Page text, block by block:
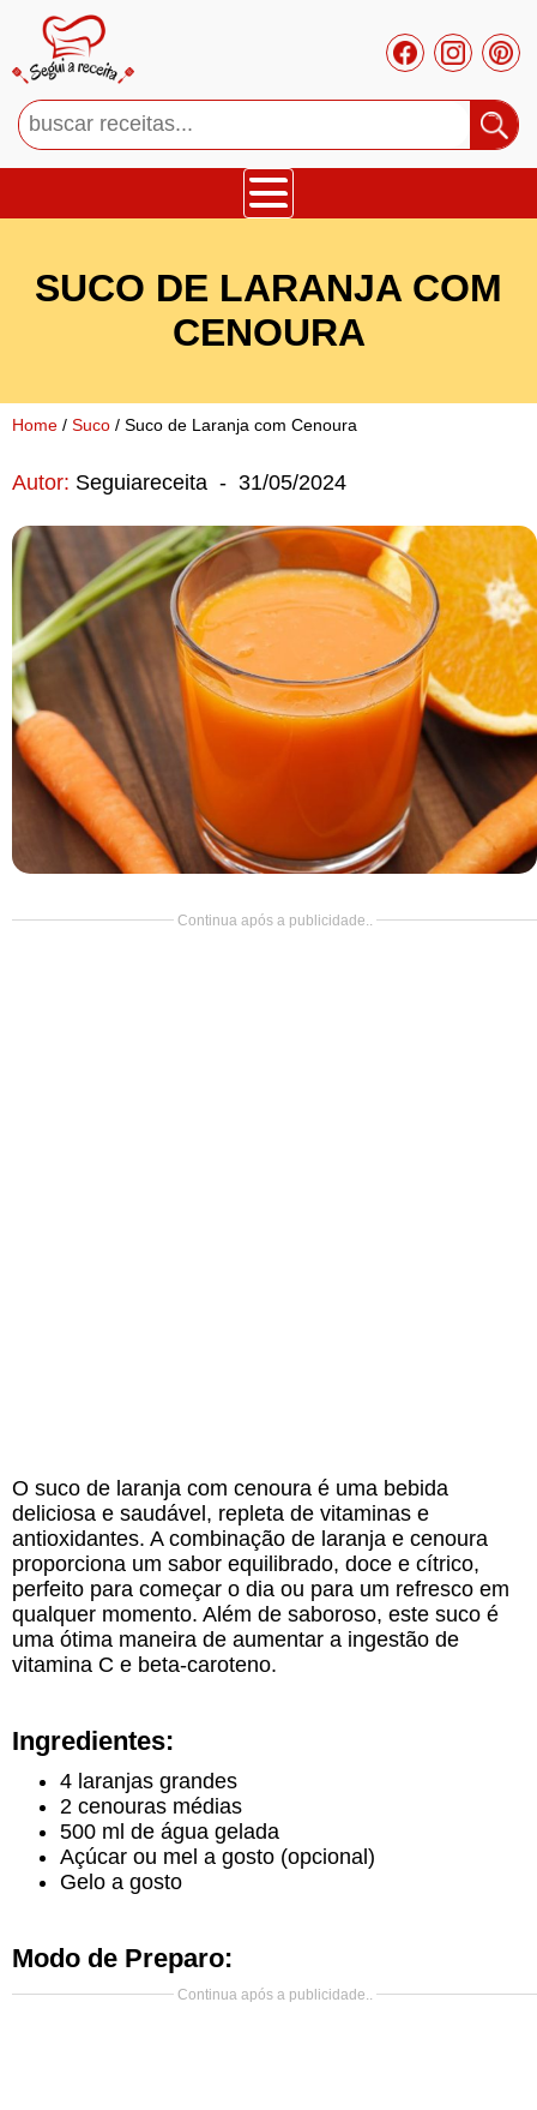
Cupcakes
Salgado
Doce
Pão
Salada
Almoço
Cocada
SUCO DE LARANJA COM
CENOURA
Home / Suco / Suco de Laranja com Cenoura
Autor: Seguiareceita - 31/05/2024
Continua após a publicidade..
O suco de laranja com cenoura é uma bebida
deliciosa e saudável, repleta de vitaminas e
antioxidantes. A combinação de laranja e cenoura
proporciona um sabor equilibrado, doce e cítrico,
perfeito para começar o dia ou para um refresco em
qualquer momento. Além de saboroso, este suco é
uma ótima maneira de aumentar a ingestão de
vitamina C e beta-caroteno.
Ingredientes:
4 laranjas grandes
2 cenouras médias
500 ml de água gelada
Açúcar ou mel a gosto (opcional)
Gelo a gosto
Modo de Preparo:
Continua após a publicidade..